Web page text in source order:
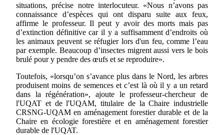
situations, précise notre interlocuteur. «Nous n’avons pas
connaissance d’espèces qui ont disparu suite aux feux,
affirme le professeur. Il peut y avoir des morts mais pas
d’extinction définitive car il y a suffisamment d’endroits où
les animaux peuvent se réfugier lors d'un feu, comme l’eau
par exemple. Beaucoup d’insectes migrent aussi vers le bois
brulé pour y pendre des œufs et se reproduire».
Toutefois, «lorsqu’on s’avance plus dans le Nord, les arbres
produisent moins de semences et c’est là où il y a un retard
dans la régénération», ajoute le professeur-chercheur de
l'UQAT et de l'UQAM, titulaire de la Chaire industrielle
CRSNG-UQAM en aménagement forestier durable et de la
Chaire en écologie forestière et en aménagement forestier
durable de l'UQAT.